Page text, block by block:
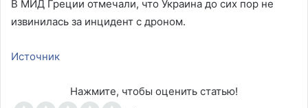
В МИД Греции отмечали, что Украина до сих пор не
извинилась за инцидент с дроном.
Источник
Нажмите, чтобы оценить статью!